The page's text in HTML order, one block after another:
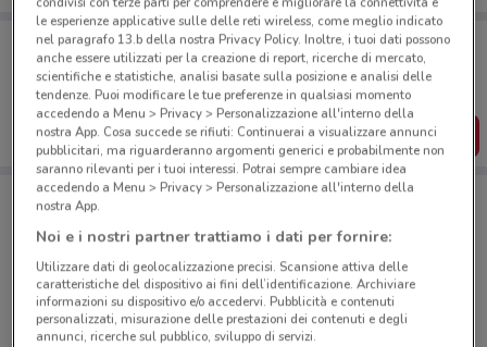
Porta DoveConviene sempre con te!
Puoi trovare le migliori offerte dei negozi vicino a te,
salvarle e creare la tua lista del risparmio, comodamente
dal tuo cellulare.
SCARICA L’APP
le esperienze applicative sulle delle reti wireless, come meglio indicato
nel paragrafo 13.b della nostra Privacy Policy. Inoltre, i tuoi dati possono
anche essere utilizzati per la creazione di report, ricerche di mercato,
scientifiche e statistiche, analisi basate sulla posizione e analisi delle
tendenze. Puoi modificare le tue preferenze in qualsiasi momento
accedendo a Menu > Privacy > Personalizzazione all'interno della
nostra App. Cosa succede se rifiuti: Continuerai a visualizzare annunci
pubblicitari, ma riguarderanno argomenti generici e probabilmente non
saranno rilevanti per i tuoi interessi. Potrai sempre cambiare idea
accedendo a Menu > Privacy > Personalizzazione all'interno della
nostra App.
Noi e i nostri partner trattiamo i dati per fornire:
Utilizzare dati di geolocalizzazione precisi. Scansione attiva delle
caratteristiche del dispositivo ai fini dell’identificazione. Archiviare
informazioni su dispositivo e/o accedervi. Pubblicità e contenuti
personalizzati, misurazione delle prestazioni dei contenuti e degli
annunci, ricerche sul pubblico, sviluppo di servizi.